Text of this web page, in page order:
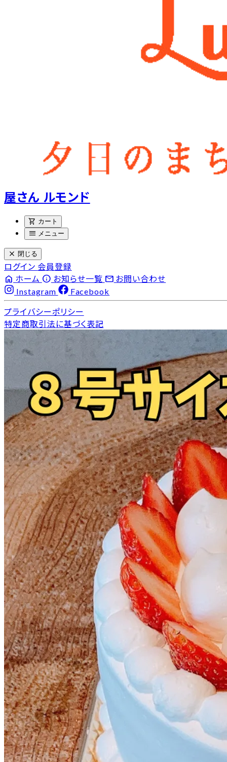
屋さん ルモンド
shopping_cart カート
menu メニュー
close 閉じる
ログイン 会員登録
home ホーム info お知らせ一覧 email お問い合わせ
Instagram
Facebook
プライバシーポリシー
特定商取引法に基づく表記